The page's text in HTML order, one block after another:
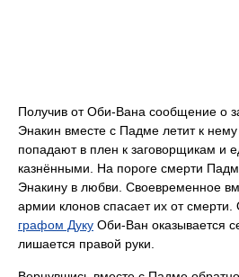
Получив от Оби-Вана сообщение о
Энакин вместе с Падме летит к
попадают в плен к заговорщикам и
казнёнными. На пороге смерти
Энакину в любви. Своевременное
армии клонов спасает их от
графом Дуку Оби-Ван оказывается
лишается правой руки.